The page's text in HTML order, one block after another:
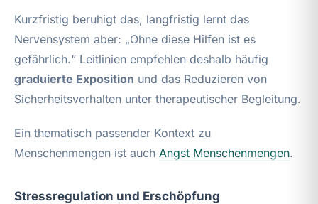
Kurzfristig beruhigt das, langfristig lernt das
Nervensystem aber: „Ohne diese Hilfen ist es
gefährlich.“ Leitlinien empfehlen deshalb häufig
graduierte Exposition und das Reduzieren von
Sicherheitsverhalten unter therapeutischer Begleitung.
Ein thematisch passender Kontext zu
Menschenmengen ist auch Angst Menschenmengen.
Stressregulation und Erschöpfung